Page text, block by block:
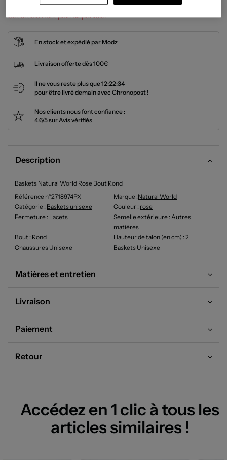
Cet article n'est plus disponible.
En stock et expédié par Modz
Livraison offerte dès 100€
Il ne vous reste plus que12:22:33
pour être livré demain avec Chronopost !
Nos clients nous font confiance :
4.6/5 sur Avis vérifiés
Description
Baskets Natural World Rose Bout Rond
Référence n°2718974PX
Marque :Natural World
Catégorie : Baskets unisexe Couleur : rose
Fermeture : Lacets Semelle extérieure : Autres
matières
Bout : Rond Hauteur de talon (en cm) : 2
Chaussures Unisexe
Baskets Unisexe
Matières et entretien
Livraison
Paiement
Retour
Accédez en 1 clic à tous les
articles similaires !